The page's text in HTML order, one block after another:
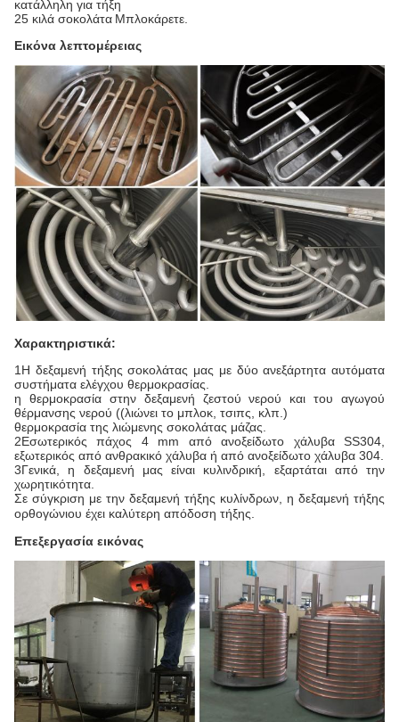
κατάλληλη για τήξη
25 κιλά σοκολάτα Μπλοκάρετε.
Εικόνα λεπτομέρειας
Χαρακτηριστικά:
1Η δεξαμενή τήξης σοκολάτας μας με δύο ανεξάρτητα αυτόματα
συστήματα ελέγχου θερμοκρασίας.
η θερμοκρασία στην δεξαμενή ζεστού νερού και του αγωγού
θέρμανσης νερού ((λιώνει το μπλοκ, τσιπς, κλπ.)
θερμοκρασία της λιώμενης σοκολάτας μάζας.
2Εσωτερικός πάχος 4 mm από ανοξείδωτο χάλυβα SS304,
εξωτερικός από ανθρακικό χάλυβα ή από ανοξείδωτο χάλυβα 304.
3Γενικά, η δεξαμενή μας είναι κυλινδρική, εξαρτάται από την
χωρητικότητα.
Σε σύγκριση με την δεξαμενή τήξης κυλίνδρων, η δεξαμενή τήξης
ορθογώνιου έχει καλύτερη απόδοση τήξης.
Επεξεργασία εικόνας